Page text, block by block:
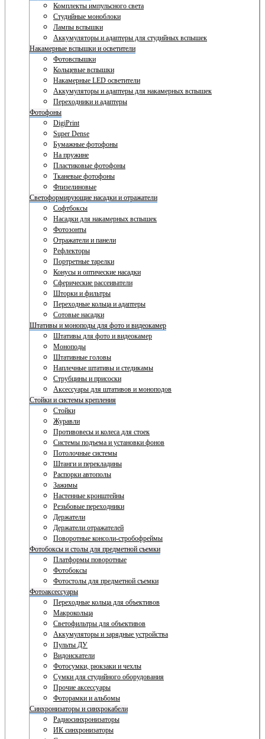
Комплекты импульсного света
Студийные моноблоки
Лампы вспышки
Аккумуляторы и адаптеры для студийных вспышек
Накамерные вспышки и осветители
Фотовспышки
Кольцевые вспышки
Накамерные LED осветители
Аккумуляторы и адаптеры для накамерных вспышек
Переходники и адаптеры
Фотофоны
DigiPrint
Super Dense
Бумажные фотофоны
На пружине
Пластиковые фотофоны
Тканевые фотофоны
Флизелиновые
Светоформирующие насадки и отражатели
Софтбоксы
Насадки для накамерных вспышек
Фотозонты
Отражатели и панели
Рефлекторы
Портретные тарелки
Конусы и оптические насадки
Сферические рассеиватели
Шторки и фильтры
Переходные кольца и адаптеры
Сотовые насадки
Штативы и моноподы для фото и видеокамер
Штативы для фото и видеокамер
Моноподы
Штативные головы
Наплечные штативы и стедикамы
Струбцины и присоски
Аксессуары для штативов и моноподов
Стойки и системы крепления
Стойки
Журавли
Противовесы и колеса для стоек
Системы подъема и установки фонов
Потолочные системы
Штанги и перекладины
Распорки автополы
Зажимы
Настенные кронштейны
Резьбовые переходники
Держатели
Держатели отражателей
Поворотные консоли-стробофреймы
Фотобоксы и столы для предметной съемки
Платформы поворотные
Фотобоксы
Фотостолы для предметной съемки
Фотоаксессуары
Переходные кольца для объективов
Макрокольца
Светофильтры для объективов
Аккумуляторы и зарядные устройства
Пульты ДУ
Видоискатели
Фотосумки, рюкзаки и чехлы
Сумки для студийного оборудования
Прочие аксессуары
Фоторамки и альбомы
Синхронизаторы и синхрокабели
Радиосинхронизаторы
ИК синхронизаторы